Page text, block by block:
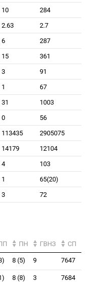
10
284
2.63
2.7
6
287
15
361
3
91
1
67
31
1003
0
56
113435
2905075
14179
12104
4
103
1
65(20)
3 72
ПН ГВНЗ СП
8 (5) 9 7647
8 (8) 3 7684